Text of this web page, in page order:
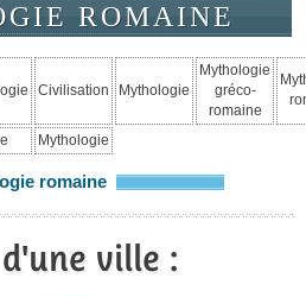
ROMAINE
Civilisation Mythologie
Mythologie
gréco-
romaine
Mythologie
romaine
ville :